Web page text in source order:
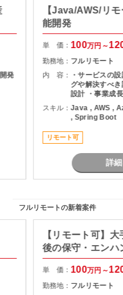
発
【Java/AWS/リ
能開発
単 価： 100万円～
勤務地： フルリモート
内 容：
・サービスの
グや解決すべ
設計 ・事業成
発、開発環境の
スキル：Java , AWS ,
, Spring Boot
リモート可
詳
フルリモートの新着案件
【リモート可】
後の保守・エンハ
単 価： 100万円～
勤務地： フルリモート